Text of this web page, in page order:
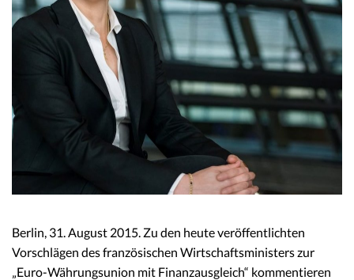
Berlin, 31. August 2015. Zu den heute veröffentlichten
Vorschlägen des französischen Wirtschaftsministers zur
„Euro-Währungsunion mit Finanzausgleich“ kommentieren